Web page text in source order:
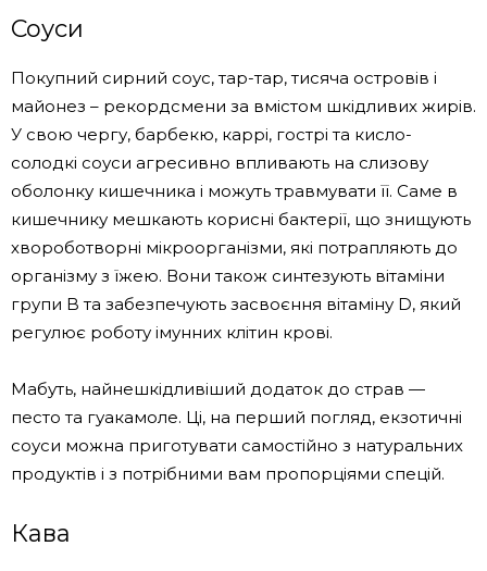
Соуси
Покупний сирний соус, тар-тар, тисяча островів і
майонез – рекордсмени за вмістом шкідливих жирів.
У свою чергу, барбекю, каррі, гострі та кисло-
солодкі соуси агресивно впливають на слизову
оболонку кишечника і можуть травмувати її. Саме в
кишечнику мешкають корисні бактерії, що знищують
хвороботворні мікроорганізми, які потрапляють до
організму з їжею. Вони також синтезують вітаміни
групи B та забезпечують засвоєння вітаміну D, який
регулює роботу імунних клітин крові.
Мабуть, найнешкідливіший додаток до страв —
песто та гуакамоле. Ці, на перший погляд, екзотичні
соуси можна приготувати самостійно з натуральних
продуктів і з потрібними вам пропорціями спецій.
Кава